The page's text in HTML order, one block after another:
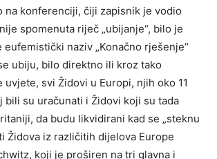
na konferenciji, čiji zapisnik je vodio
spomenuta riječ „ubijanje“, bilo je
eufemistički naziv „Konačno rješenje“
ubiju, bilo direktno ili kroz tako
uvjete, svi Židovi u Europi, njih oko 11
bili su uračunati i Židovi koji su tada
da budu likvidirani kad se „steknu
Židova iz različitih dijelova Europe
koji je proširen na tri glavna i